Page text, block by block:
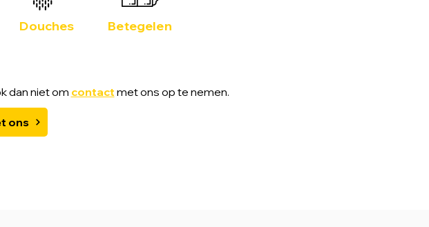
Douches Betegelen
dan niet om contact met ons op te nemen.
ons